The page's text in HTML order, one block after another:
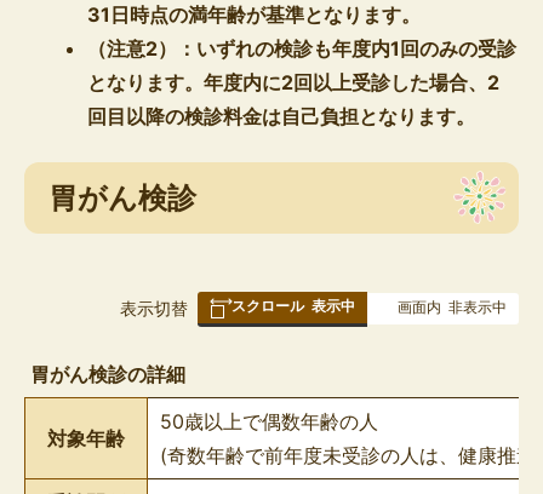
31日時点の満年齢が基準となります。
（注意2）：いずれの検診も年度内1回のみの受診
となります。年度内に2回以上受診した場合、2
回目以降の検診料金は自己負担となります。
胃がん検診
表
み
の
表示切替 スクロール 表示中 画面内 非表示中
胃がん検診の詳細
対象年齢
50歳以上で偶数年齢の人
(奇数年齢で前年度未受診の人は、健康推